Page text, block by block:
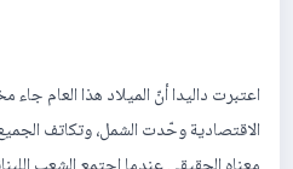
اعتبرت داليدا أنّ الميلاد هذا العام جاء
الاقتصادية وحّدت الشمل، وتكاتف